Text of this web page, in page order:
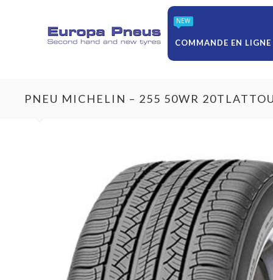
NEW
COMMANDE EN LIGNE
PNEU MICHELIN – 255 50WR